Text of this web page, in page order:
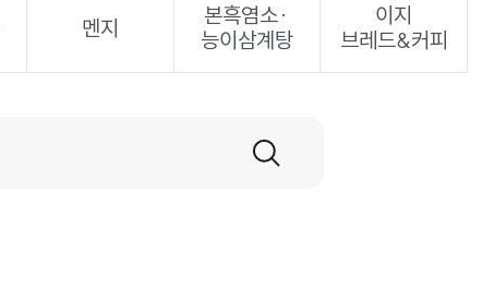
멘지
본흑염소·
능이삼계탕
이지
브레드&커피